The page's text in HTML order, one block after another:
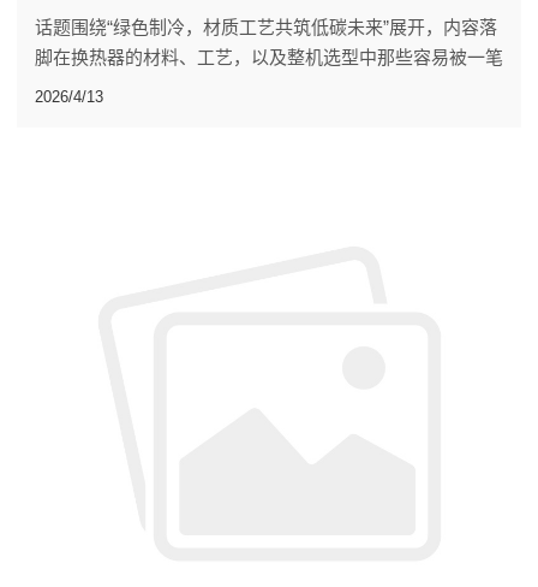
话题围绕“绿色制冷，材质工艺共筑低碳未来”展开，内容落
脚在换热器的材料、工艺，以及整机选型中那些容易被一笔
带过的细节。
2026/4/13